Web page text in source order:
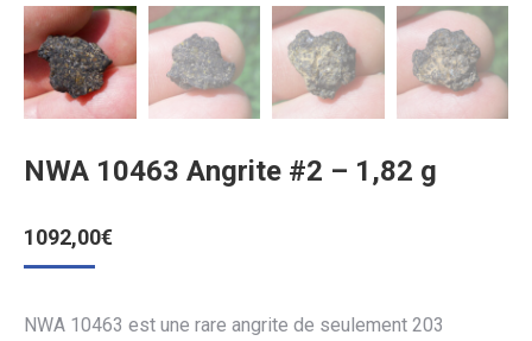
NWA 10463 Angrite #2 – 1,82 g
1092,00€
NWA 10463 est une rare angrite de seulement 203